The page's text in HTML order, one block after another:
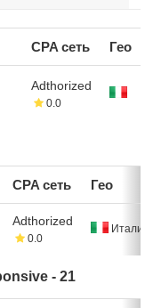
CPA сеть Гео
Adthorized
0.0
CPA сеть Гео
Adthorized
0.0
Италия
- 21